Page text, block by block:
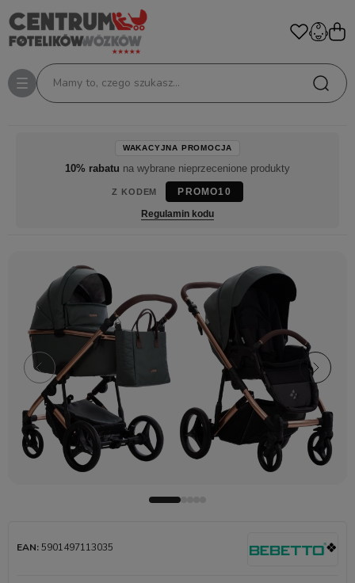
Mamy to, czego szukasz...
WAKACYJNA PROMOCJA
10% rabatu na wybrane nieprzecenione produkty
Z KODEM
PROMO10
Regulamin kodu
EAN:5901497113035